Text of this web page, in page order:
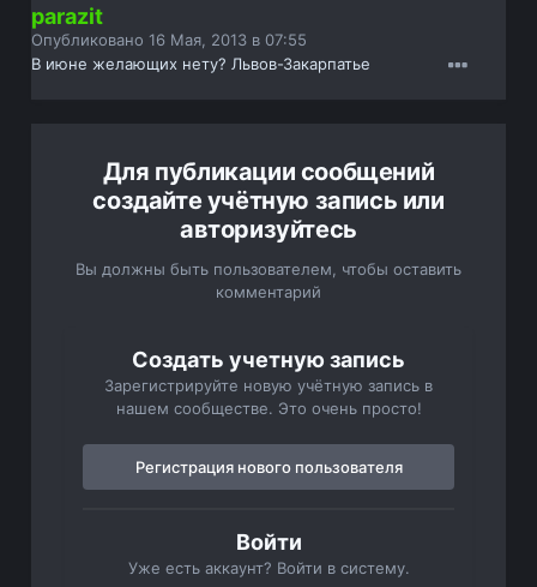
parazit
Опубликовано16 Мая, 2013 в 07:55
В июне желающих нету? Львов-Закарпатье
Для публикации сообщений
создайте учётную запись или
авторизуйтесь
Вы должны быть пользователем, чтобы оставить
комментарий
Создать учетную запись
Зарегистрируйте новую учётную запись в
нашем сообществе. Это очень просто!
Регистрация нового пользователя
Войти
Уже есть аккаунт? Войти в систему.